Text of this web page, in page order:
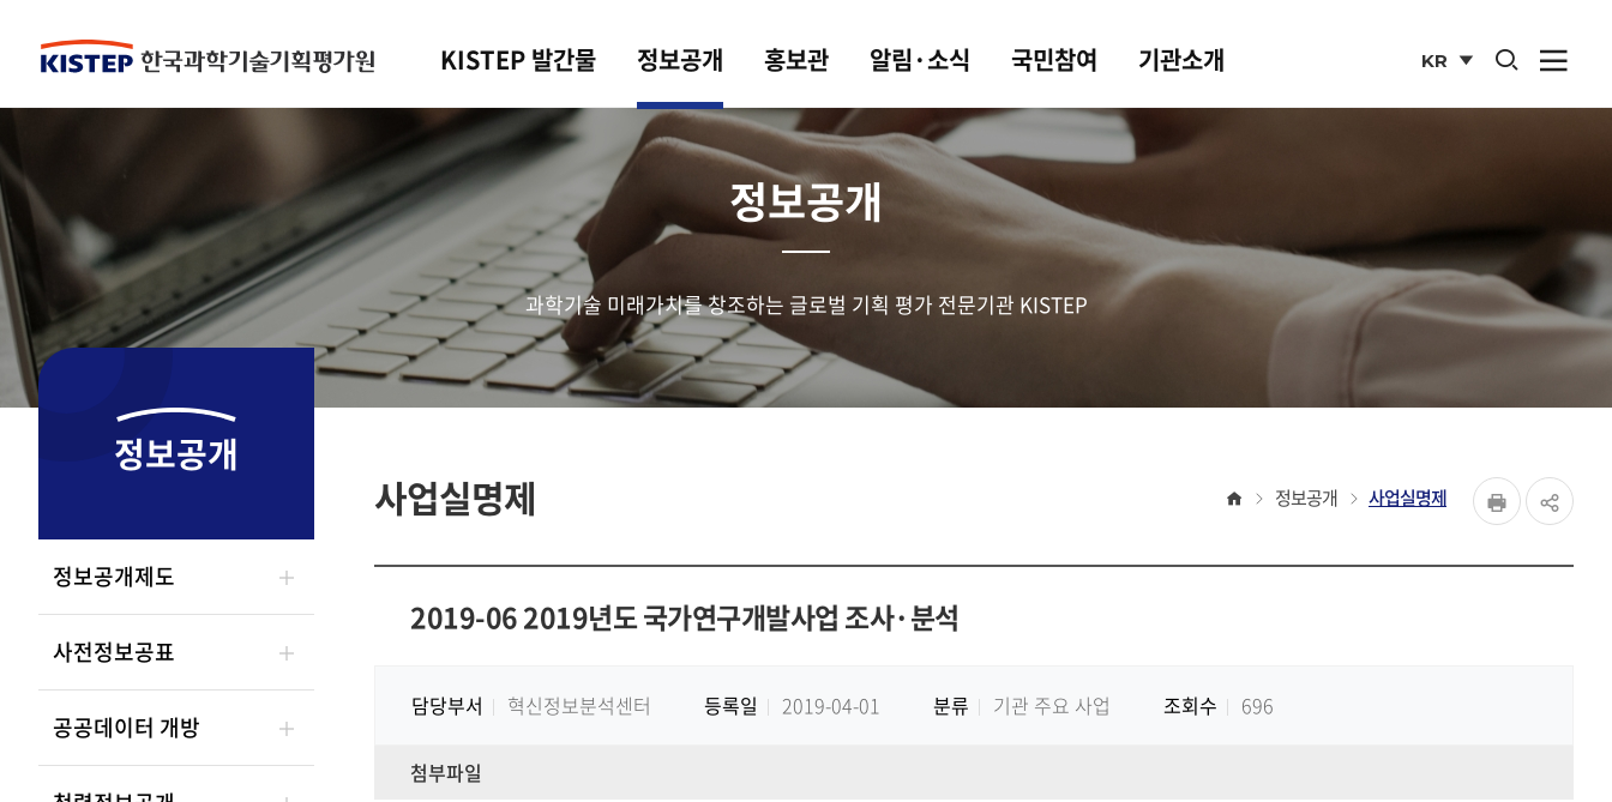
KISTEP 발간물 정보공개 홍보관 알림·소식 국민참여 기관소개
KR
사이트
통합검색 열기
사
열기
정보공개
과학기술 미래가치를 창조하는 글로벌 기획 평가 전문기관 KISTEP
정보공개
정보공개제도
사전정보공표
공공데이터 개방
사업실명제 홈 정보공개 사업실명제
페이지
2019-06 2019년도 국가연구개발사업 조사·분석
담당부서 혁신정보분석센터 등록일 2019-04-01 분류 기관 주요 사업 조회수 696
첨부파일